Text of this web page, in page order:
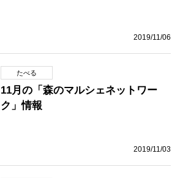
2019/11/06
たべる
11月の「森のマルシェネットワー
ク」情報
2019/11/03